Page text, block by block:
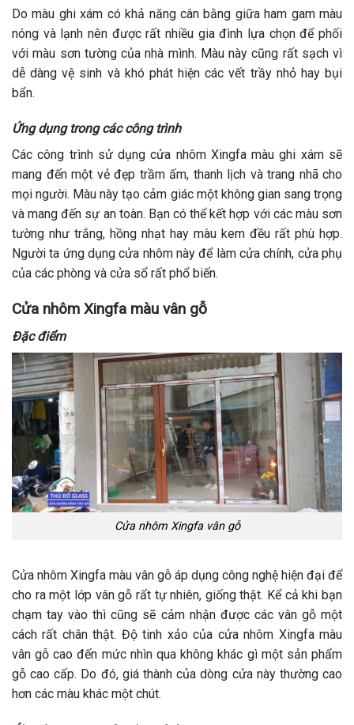
Do màu ghi xám có khả năng cân bằng giữa ham gam màu
nóng và lạnh nên được rất nhiều gia đình lựa chọn để phối
với màu sơn tường của nhà mình. Màu này cũng rất sạch vì
dễ dàng vệ sinh và khó phát hiện các vết trầy nhỏ hay bụi
bẩn.
Ứng dụng trong các công trình
Các công trình sử dụng cửa nhôm Xingfa màu ghi xám sẽ
mang đến một vẻ đẹp trầm ấm, thanh lịch và trang nhã cho
mọi người. Màu này tạo cảm giác một không gian sang trọng
và mang đến sự an toàn. Bạn có thể kết hợp với các màu sơn
tường như trắng, hồng nhạt hay màu kem đều rất phù hợp.
Người ta ứng dụng cửa nhôm này để làm cửa chính, cửa phụ
của các phòng và cửa sổ rất phổ biến.
Cửa nhôm Xingfa màu vân gỗ
Đặc điểm
Cửa nhôm Xingfa vân gỗ
Cửa nhôm Xingfa màu vân gỗ áp dụng công nghệ hiện đại để
cho ra một lớp vân gỗ rất tự nhiên, giống thật. Kể cả khi bạn
chạm tay vào thì cũng sẽ cảm nhận được các vân gỗ một
cách rất chân thật. Độ tinh xảo của cửa nhôm Xingfa màu
vân gỗ cao đến mức nhìn qua không khác gì một sản phẩm
gỗ cao cấp. Do đó, giá thành của dòng cửa này thường cao
hơn các màu khác một chút.